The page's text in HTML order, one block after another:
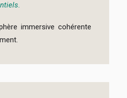
immersive cohérente